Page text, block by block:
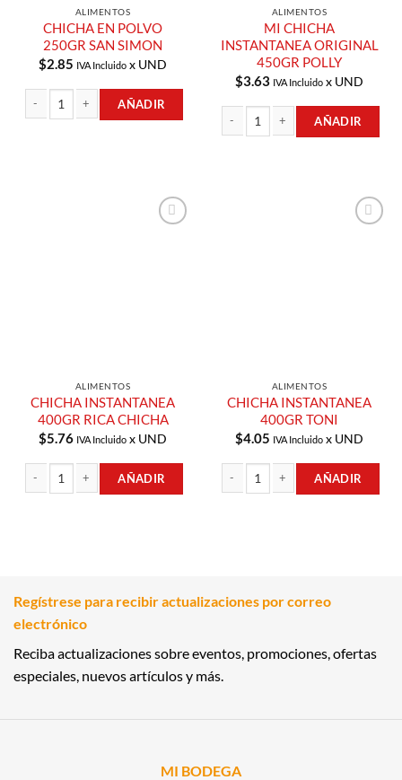
ALIMENTOS
CHICHA EN POLVO
250GR SAN SIMON
$2.85 IVA Incluido x UND
CHICHA EN POLVO 250GR SAN SIMON cantidad
AÑADIR
ALIMENTOS
MI CHICHA
INSTANTANEA ORIGINAL
450GR POLLY
$3.63 IVA Incluido x UND
AÑADIR
ALIMENTOS
CHICHA INSTANTANEA
400GR RICA CHICHA
$5.76 IVA Incluido x UND
AÑADIR
ALIMENTOS
CHICHA INSTANTANEA
400GR TONI
$4.05 IVA Incluido x UND
AÑADIR
Regístrese para recibir actualizaciones por correo
electrónico
Reciba actualizaciones sobre eventos, promociones, ofertas
especiales, nuevos artículos y más.
MI BODEGA